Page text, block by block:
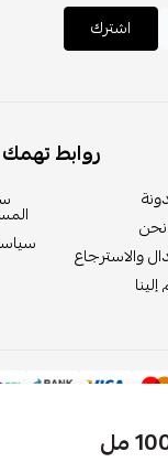
اشترك
روابط تهمك
والاسترجاع